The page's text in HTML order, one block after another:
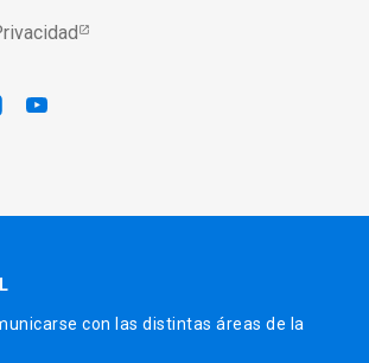
con las distintas áreas de la